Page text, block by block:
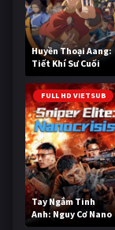
Huyền Thoại Aang:
Tiết Khí Sư Cuối
Cùng
FULL HD VIETSUB
Tay Ngắm Tinh
Anh: Nguy Cơ Nano